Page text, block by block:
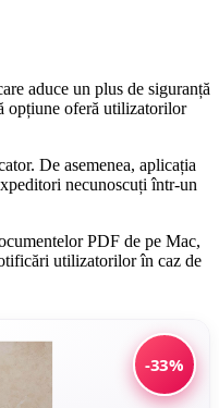
aduce un plus de siguranță
opțiune oferă utilizatorilor
De asemenea, aplicația
necunoscuți într-un
PDF de pe Mac,
utilizatorilor în caz de
-33%